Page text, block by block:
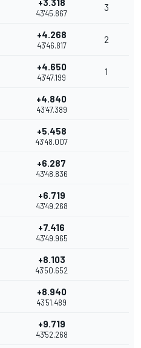
+3.318
43'45.867
3
+4.268
43'46.817
2
+4.650
43'47.199
1
+4.840
43'47.389
+5.458
43'48.007
+6.287
43'48.836
+6.719
43'49.268
+7.416
43'49.965
+8.103
43'50.652
+8.940
43'51.489
+9.719
43'52.268